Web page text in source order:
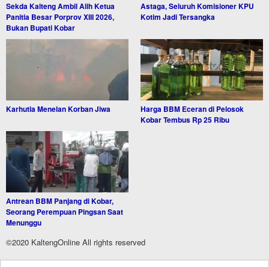
Sekda Kalteng Ambil Alih Ketua
Panitia Besar Porprov XIII 2026,
Bukan Bupati Kobar
Astaga, Seluruh Komisioner KPU
Kotim Jadi Tersangka
Karhutla Menelan Korban Jiwa
Harga BBM Eceran di Pelosok
Kobar Tembus Rp 25 Ribu
Antrean BBM Panjang di Kobar,
Seorang Perempuan Pingsan Saat
Menunggu
©2020 KaltengOnline All rights reserved